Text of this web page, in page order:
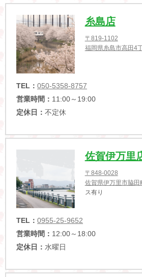
糸島店
〒819-1102
福岡県糸島市高田4
TEL： 050-5358-8757
営業時間： 11:00～19:00
定休日： 不定休
佐賀伊万里
〒848-0028
佐賀県伊万里市脇田
ス有り
TEL： 0955-25-9652
営業時間： 12:00～18:00
定休日： 水曜日